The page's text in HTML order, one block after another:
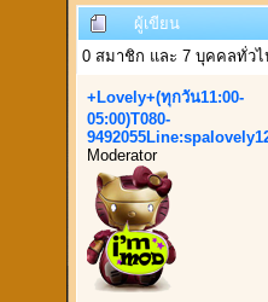
ผู้เขียน
0 สมาชิก และ 7 บุคคลทั่วไ
+Lovely+(ทุกวัน11:00-
05:00)T080-
Moderator